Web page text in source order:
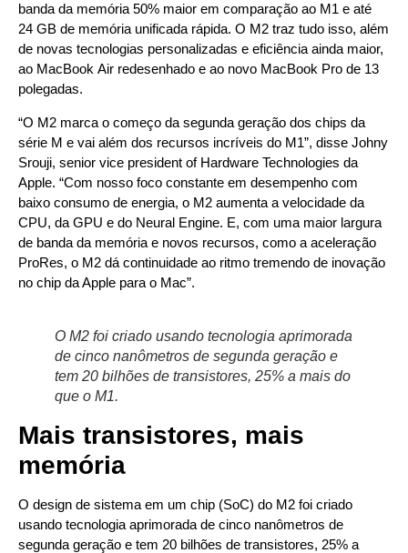
banda da memória 50% maior em comparação ao M1 e até
24 GB de memória unificada rápida. O M2 traz tudo isso, além
de novas tecnologias personalizadas e eficiência ainda maior,
ao MacBook Air redesenhado e ao novo MacBook Pro de 13
polegadas.
“O M2 marca o começo da segunda geração dos chips da
série M e vai além dos recursos incríveis do M1”, disse Johny
Srouji, senior vice president of Hardware Technologies da
Apple. “Com nosso foco constante em desempenho com
baixo consumo de energia, o M2 aumenta a velocidade da
CPU, da GPU e do Neural Engine. E, com uma maior largura
de banda da memória e novos recursos, como a aceleração
ProRes, o M2 dá continuidade ao ritmo tremendo de inovação
no chip da Apple para o Mac”.
O M2 foi criado usando tecnologia aprimorada
de cinco nanômetros de segunda geração e
tem 20 bilhões de transistores, 25% a mais do
que o M1.
Mais transistores, mais
memória
O design de sistema em um chip (SoC) do M2 foi criado
usando tecnologia aprimorada de cinco nanômetros de
segunda geração e tem 20 bilhões de transistores, 25% a